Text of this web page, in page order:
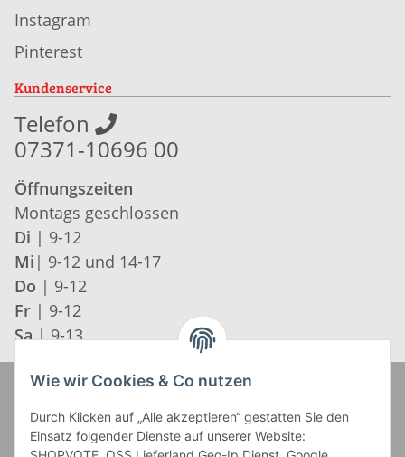
Instagram
Pinterest
Kundenservice
Telefon
07371-10696 00
Öffnungszeiten
Montags geschlossen
Di | 9-12
Mi | 9-12 und 14-17
Do | 9-12
Fr | 9-12
Sa | 9-13
Wie wir Cookies & Co nutzen
Durch Klicken auf „Alle akzeptieren“ gestatten Sie den
Einsatz folgender Dienste auf unserer Website: